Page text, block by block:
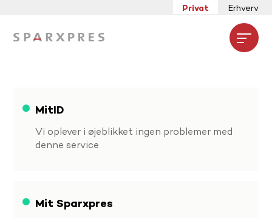
Privat Erhverv
Open
MitID
Vi oplever i øjeblikket ingen problemer med
denne service
Mit Sparxpres